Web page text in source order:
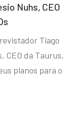
Nuhs, CEO
Tiago
CEO da Taurus,
planos para o